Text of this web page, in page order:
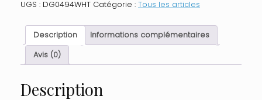
avec
arrière
strass
Taille
Taille
Unique
UGS : DG0494WHT Catégorie : Tous les articles
Description
Informations complémentaires
Avis (0)
Description